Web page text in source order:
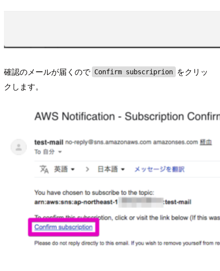
確認のメールが届くので Confirm subscriprion
をクリッ
クします。